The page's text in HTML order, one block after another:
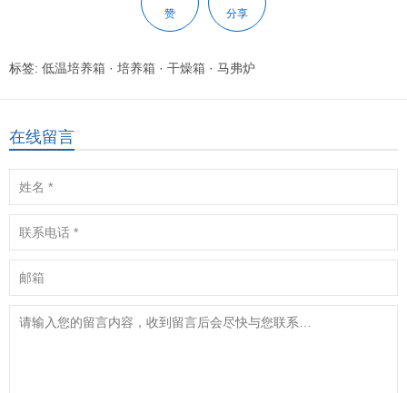
赞 分享
标签: 低温培养箱 · 培养箱 · 干燥箱 · 马弗炉
在线留言